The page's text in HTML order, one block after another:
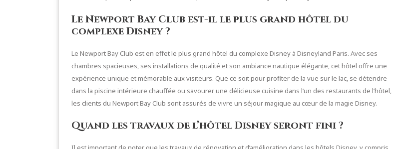
Le Newport Bay Club est-il le plus grand hôtel du
complexe Disney ?
Le Newport Bay Club est en effet le plus grand hôtel du complexe Disney à Disneyland Paris. Avec ses
chambres spacieuses, ses installations de qualité et son ambiance nautique élégante, cet hôtel offre une
expérience unique et mémorable aux visiteurs. Que ce soit pour profiter de la vue sur le lac, se détendre
dans la piscine intérieure chauffée ou savourer une délicieuse cuisine dans l’un des restaurants de l’hôtel,
les clients du Newport Bay Club sont assurés de vivre un séjour magique au cœur de la magie Disney.
Quand les travaux de l’hôtel Disney seront fini ?